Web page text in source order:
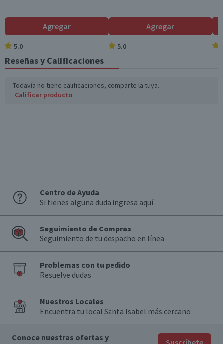
Agregar
5.0
Agregar
5.0
Reseñas y Calificaciones
Todavía no tiene calificaciones, comparte la tuya.
Calificar producto
Centro de Ayuda
Si tienes alguna duda ingresa aquí
Seguimiento de Compras
Seguimiento de tu despacho en línea
Problemas con tu pedido
Resuelve dudas
Nuestros Locales
Encuentra tu local Santa Isabel más cercano
Conoce nuestras ofertas y
Suscríbete